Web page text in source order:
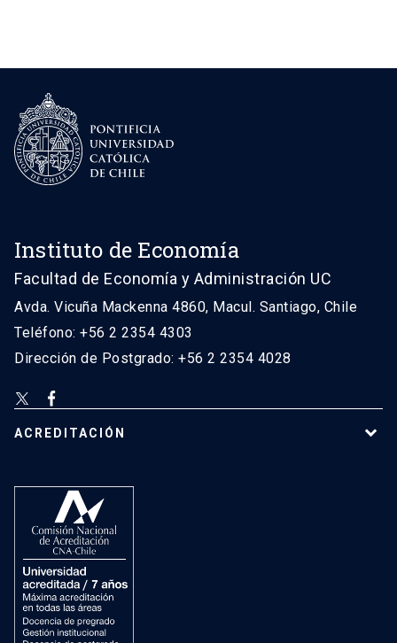
Instituto de Economía
Facultad de Economía y Administración UC
Avda. Vicuña Mackenna 4860, Macul. Santiago, Chile
Teléfono: +56 2 2354 4303
Dirección de Postgrado: +56 2 2354 4028
ACREDITACIÓN